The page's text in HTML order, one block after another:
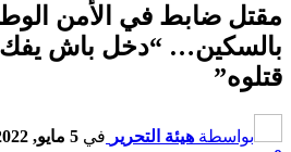
مقتل ضابط في الأمن
بالسكين… “دخل باش يفك
قتلوه”
بواسطة هيئة التحرير في 5 مايو, 2022